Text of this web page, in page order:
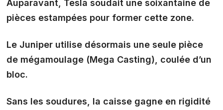
Auparavant, Tesla soudait une soixantaine de
pièces estampées pour former cette zone.
Le Juniper utilise désormais une seule pièce
de mégamoulage (Mega Casting), coulée d’un
bloc.
Sans les soudures, la caisse gagne en rigidité